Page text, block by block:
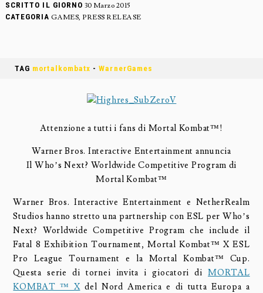
SCRITTO IL GIORNO 30 Marzo 2015
CATEGORIA GAMES, PRESS RELEASE
TAG mortalkombatx -WarnerGames
Attenzione a tutti i fans di Mortal Kombat™!
Warner Bros. Interactive Entertainment annuncia
Il Who’s Next? Worldwide Competitive Program di
Mortal Kombat™
Warner Bros. Interactive Entertainment e NetherRealm
Studios hanno stretto una partnership con ESL per Who’s
Next? Worldwide Competitive Program che include il
Fatal 8 Exhibition Tournament, Mortal Kombat™ X ESL
Pro League Tournament e la Mortal Kombat™ Cup.
Questa serie di tornei invita i giocatori diMORTAL
KOMBAT ™ Xdel Nord America e di tutta Europa a